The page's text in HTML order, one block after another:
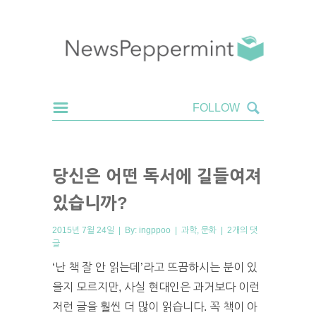
당신은 어떤 독서에 길들여져
있습니까?
2015년 7월 24일 | By: ingppoo | 과학 문화 | 2개의 댓
글
‘난 책 잘 안 읽는데’라고 뜨끔하시는 분이 있
을지 모르지만, 사실 현대인은 과거보다 이런
저런 글을 훨씬 더 많이 읽습니다. 꼭 책이 아